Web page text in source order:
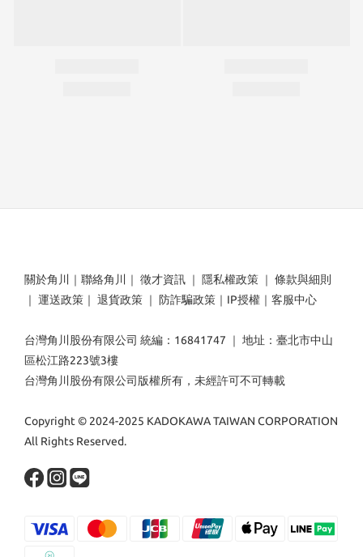
關於角川 ｜ 聯絡角川 ｜ 徵才資訊 ｜ 隱私權政策 ｜ 條款與細則
｜ 運送政策 ｜ 退貨政策 ｜ 防詐騙政策 ｜ IP授權 ｜ 客服中心
台灣角川股份有限公司 統編：16841747 ｜ 地址：臺北市中山
區松江路223號3樓
台灣角川股份有限公司版權所有，未經許可不可轉載
Copyright © 2024-2025 KADOKAWA TAIWAN CORPORATION
All Rights Reserved.